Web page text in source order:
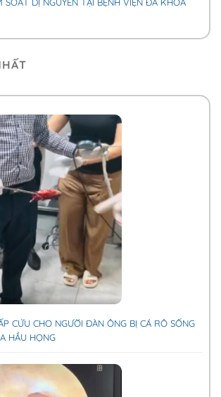
SOÁT DỊ NGUYÊN TẠI BỆNH VIỆN ĐA KHOA
CỨU CHO NGƯỜI ĐÀN ÔNG BỊ CÁ RÔ SỐNG
HẦU HỌNG